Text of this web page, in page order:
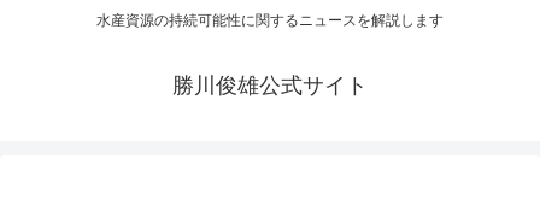
水産資源の持続可能性に関するニュースを解説します
勝川俊雄公式サイト